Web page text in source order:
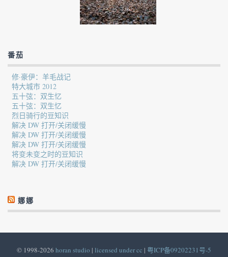
番茄
修·豪伊：羊毛战记
特大城市 2012
五十弦：双生忆
五十弦：双生忆
烈日骑行的豆知识
解决 DW 打开/关闭缓慢
解决 DW 打开/关闭缓慢
解决 DW 打开/关闭缓慢
将变未变之时的豆知识
解决 DW 打开/关闭缓慢
娜娜
© 1998-2026 horan studio | licensed under cc | 粤ICP备09202231号-5